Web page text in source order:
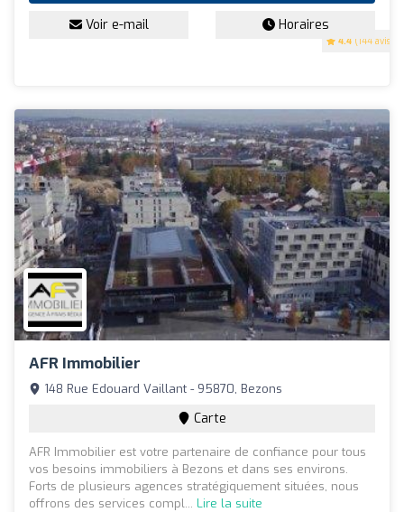
4.4 (144 avis)
Voir e-mail Horaires
AFR Immobilier
148 Rue Edouard Vaillant - 95870, Bezons
Carte
AFR Immobilier est votre partenaire de confiance pour tous
vos besoins immobiliers à Bezons et dans ses environs.
Forts de plusieurs agences stratégiquement situées, nous
offrons des services compl... Lire la suite